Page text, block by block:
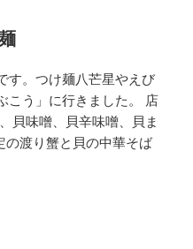
す。つけ麺八芒星やえび
こう」に行きました。 店
貝味噌、貝辛味噌、貝ま
の渡り蟹と貝の中華そば